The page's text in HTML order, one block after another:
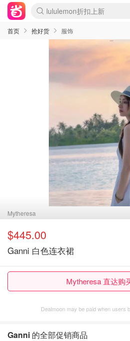
lululemon折扣上新
Sasa美妆护肤3.5折
SSENSE年中2.5折
FreshBeauty好价汇总
Cettire降价+叠9折
WWS Coles超市实拍
viagogo二手票捡漏
Myer折扣汇总
The Outnet奢牌1折起
David Jones 3折起
Flannels大牌1折
Perfumes Club护肤1折
AMIRO面罩$251
Amazon折扣汇总
eToro入金$200送$50
Amazon数码好物
ICONIC本周7.5折
ThedoubleF高奢地板价
Moose Knuckles 6折
EUFY摄像头$98
Selenichast首饰2折
Trip机票酒店促销
YSL送5件彩妆礼
Amazon家居好物
Amazon美妆护肤
雅漾大喷$8
过敏原检测盒$33
科颜氏高保湿面霜$29
SEALIFE海洋馆门票6折
丝塔芙大白罐$16
订阅Newsletter送香薰
Cult Beauty 6.8折
Harrods圣诞日历$525
LN-CC奢牌私促3折
d'Alba空姐喷雾$16
EVE LOM套装£56
Bernardelli独家4折
Adore Beauty 6折起
CT圣诞日历
Mytheresa奢品2.7折
Luxury Escapes 9折
Currentbody美容仪$881
MOON Garden Live
Roborock扫地机$649
Valentino官网5折
CR洗护套装$23
修丽可4件套$159
GANNI官网4.5折
Stylevana韩妆4折
Tessabit高奢8.5折
OGX洗发水$11
Amazon阿德莱德次日达
卡诗8.5折+赠礼
Philips Hue灯具8折
La Mer送8件礼值$529
首页 抢好货 服饰
Mytheresa
$445.00
Ganni 白色连衣裙
Mytheresa 直达购
Dealmoon may be paid when users
Ganni 的全部促销商品